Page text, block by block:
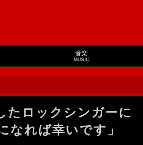
音楽
MUSIC
たロックシンガーに
なれば幸いです」